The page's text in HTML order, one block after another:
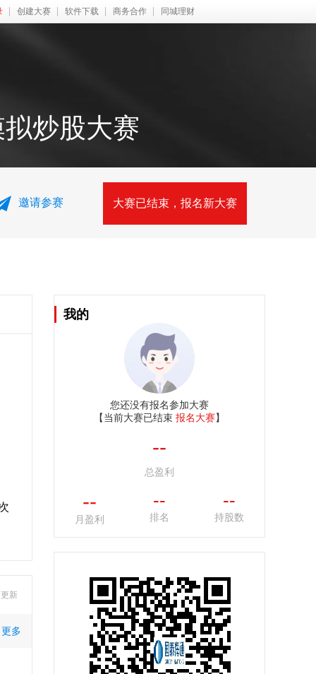
创建大赛 软件下载 商务合作 同城理财
炒股大赛
邀请参赛 大赛已结束，报名新大赛
新
更多
我的
您还没有报名参加大赛
【当前大赛已结束 报名大赛】
--
总盈利
--
月盈利
--
排名
--
持股数